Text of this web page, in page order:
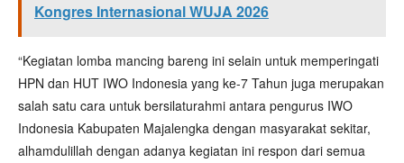
Kongres Internasional WUJA 2026
“Kegiatan lomba mancing bareng ini selain untuk memperingati
HPN dan HUT IWO Indonesia yang ke-7 Tahun juga merupakan
salah satu cara untuk bersilaturahmi antara pengurus IWO
Indonesia Kabupaten Majalengka dengan masyarakat sekitar,
alhamdulillah dengan adanya kegiatan ini respon dari semua